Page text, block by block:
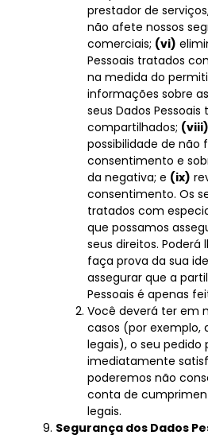
prestador de
não afete nossos
comerciais; (vi)
Pessoais tratados
na medida do
informações sobre
seus Dados
compartilhados; (viii)
possibilidade de não
consentimento e
da negativa; e (ix)
consentimento. Os
tratados com
que possamos
seus direitos. Poderá
faça prova da sua
assegurar que a
Pessoais é apenas
Você deverá ter em
casos (por exemplo,
legais), o seu pedido
imediatamente
poderemos não
conta de
legais.
Segurança dos Dados